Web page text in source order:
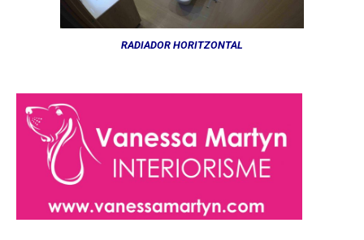
RADIADOR HORITZONTAL